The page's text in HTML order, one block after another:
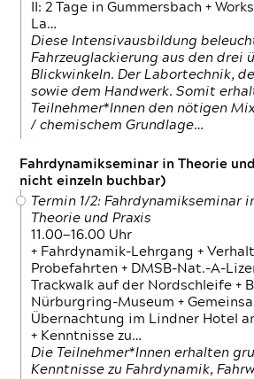
II: 2 Tage in Gummersbach +
La…
Diese Intensivausbildung
Fahrzeuglackierung aus den drei
Blickwinkeln. Der Labortechnik,
sowie dem Handwerk. Somit
Teilnehmer*Innen den nötigen
/ chemischem Grundlage…
Fahrdynamikseminar in Theorie
nicht einzeln buchbar)
Termin 1/2: Fahrdynamikseminar
Theorie und Praxis
11.00—16.00 Uhr
+ Fahrdynamik-Lehrgang +
Probefahrten + DMSB-Nat.-A-
Trackwalk auf der Nordschleife +
Nürburgring-Museum +
Übernachtung im Lindner Hotel
+ Kenntnisse zu…
Die Teilnehmer*Innen erhalten
Kenntnisse zu Fahrdynamik,